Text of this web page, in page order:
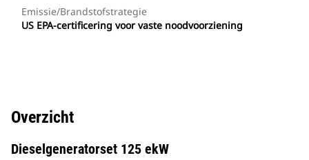
Emissie/brandstofstrategie
US EPA-certificering voor vaste noodvoorziening
Overzicht
Dieselgeneratorset 125 ekW